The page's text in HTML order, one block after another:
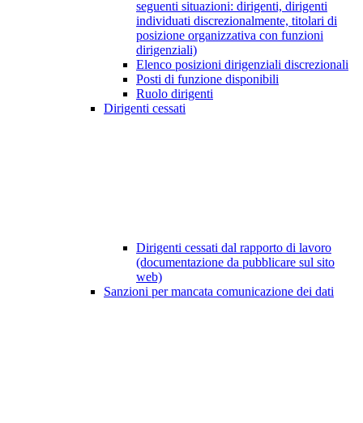
seguenti situazioni: dirigenti, dirigenti
individuati discrezionalmente, titolari di
posizione organizzativa con funzioni
dirigenziali)
Elenco posizioni dirigenziali discrezionali
Posti di funzione disponibili
Ruolo dirigenti
Dirigenti cessati
Dirigenti cessati dal rapporto di lavoro
(documentazione da pubblicare sul sito
web)
Sanzioni per mancata comunicazione dei dati